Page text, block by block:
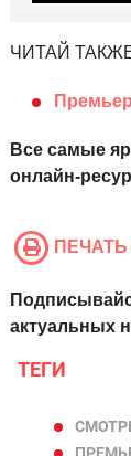
ЧИТАЙ
Все самые
онлайн-
актуальных
ТЕГИ